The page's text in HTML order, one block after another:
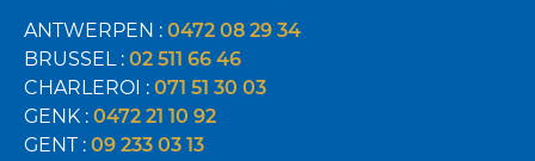
ANTWERPEN : 0472 08 29 34
BRUSSEL : 02 511 66 46
CHARLEROI : 071 51 30 03
GENK : 0472 21 10 92
GENT : 09 233 03 13